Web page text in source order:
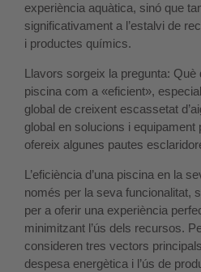
experiència aquàtica, sinó que
significativament a l’estalvi de
i productes químics.
Llavors sorgeix la pregunta:
piscina com a «eficient»,
global de creixent escassetat
global en solucions i equipament
ofereix algunes pautes
L’eficiència d’una piscina en la
només per la seva funcionalitat,
per a oferir una experiència
minimitzant l’ús dels recursos.
consideren tres vectors
despesa energètica i l’ús de